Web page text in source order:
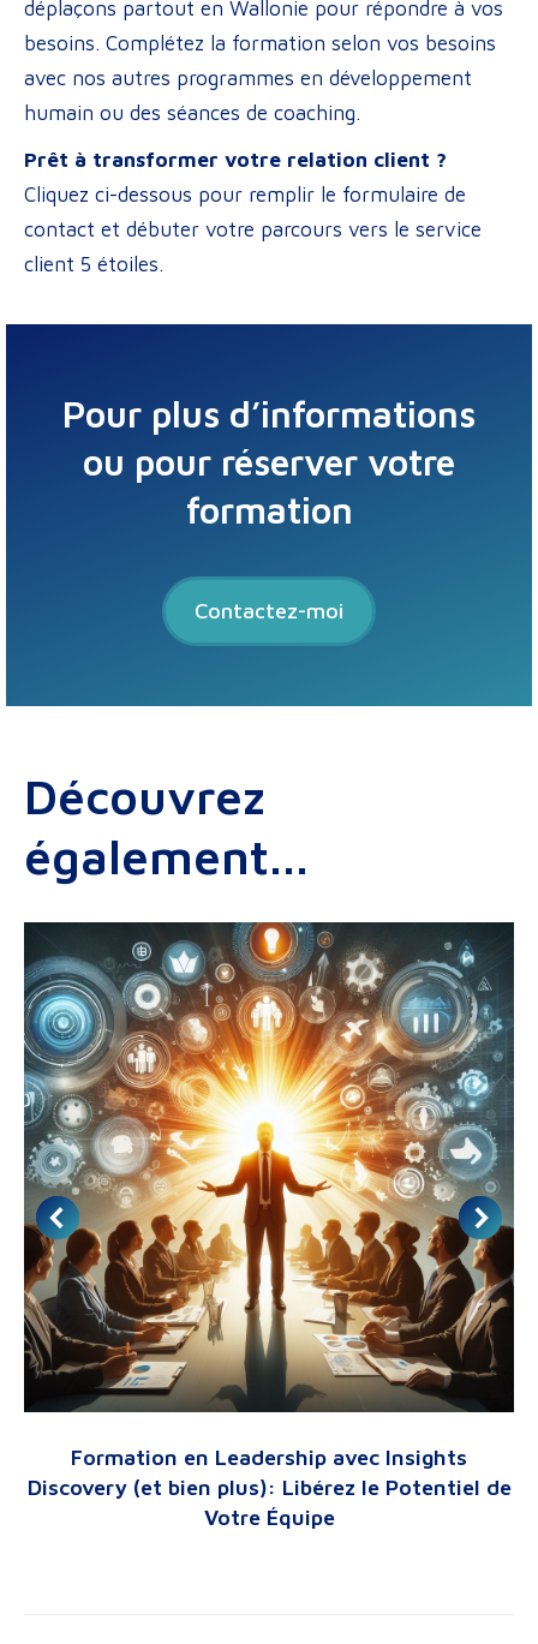
déplaçons partout en Wallonie pour répondre à vos
besoins. Complétez la formation selon vos besoins
avec nos autres programmes en développement
humain ou des séances de coaching.
Prêt à transformer votre relation client ?
Cliquez ci-dessous pour remplir le formulaire de
contact et débuter votre parcours vers le service
client 5 étoiles.
Pour plus d’informations
ou pour réserver votre
formation
Contactez-moi
Découvrez
également...
Formation en Leadership avec Insights
Discovery (et bien plus): Libérez le Potentiel de
Votre Équipe